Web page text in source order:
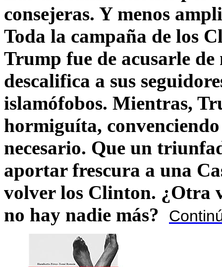
consejeras. Y menos
Toda la campaña de los
Trump fue de acusarle
descalifica a sus
islamófobos. Mientras,
hormiguíta,
necesario. Que un
aportar frescura a una
volver los Clinton. ¿Otra
no hay nadie más?